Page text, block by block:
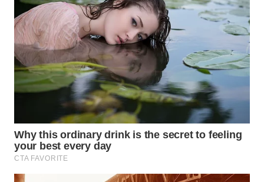
WN
PADANG
LAWAS
WN
SUMEDANG
WN
CIANJUR